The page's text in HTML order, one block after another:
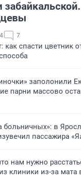
7
как спасти цветник
заполонили
парни массово
больничных»: в
пассажира
нам нужно
клиники из-за мата